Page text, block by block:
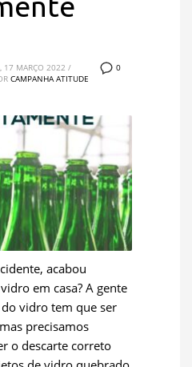
0
17 MARÇO 2022 /
CAMPANHA ATITUDE
acabou
em casa? A gente
vidro tem que ser
precisamos
o descarte correto